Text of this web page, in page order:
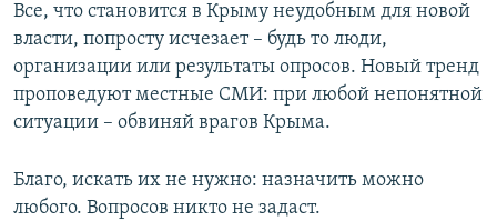
Все, что становится в Крыму неудобным для новой
власти, попросту исчезает – будь то люди,
организации или результаты опросов. Новый тренд
проповедуют местные СМИ: при любой непонятной
ситуации – обвиняй врагов Крыма.
Благо, искать их не нужно: назначить можно
любого. Вопросов никто не задаст.